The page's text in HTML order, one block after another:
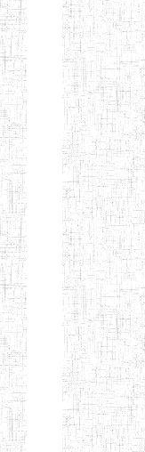
Afficher
Début
13
GUIDER
GTTC